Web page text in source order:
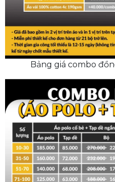
Bảng giá combo